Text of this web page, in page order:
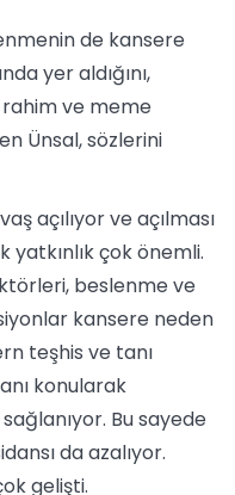
de kansere
yer aldığını,
rahim ve meme
Ünsal, sözlerini
açılıyor ve açılması
çok önemli.
beslenme ve
kansere neden
teşhis ve tanı
konularak
Bu sayede
da azalıyor.
gelişti.